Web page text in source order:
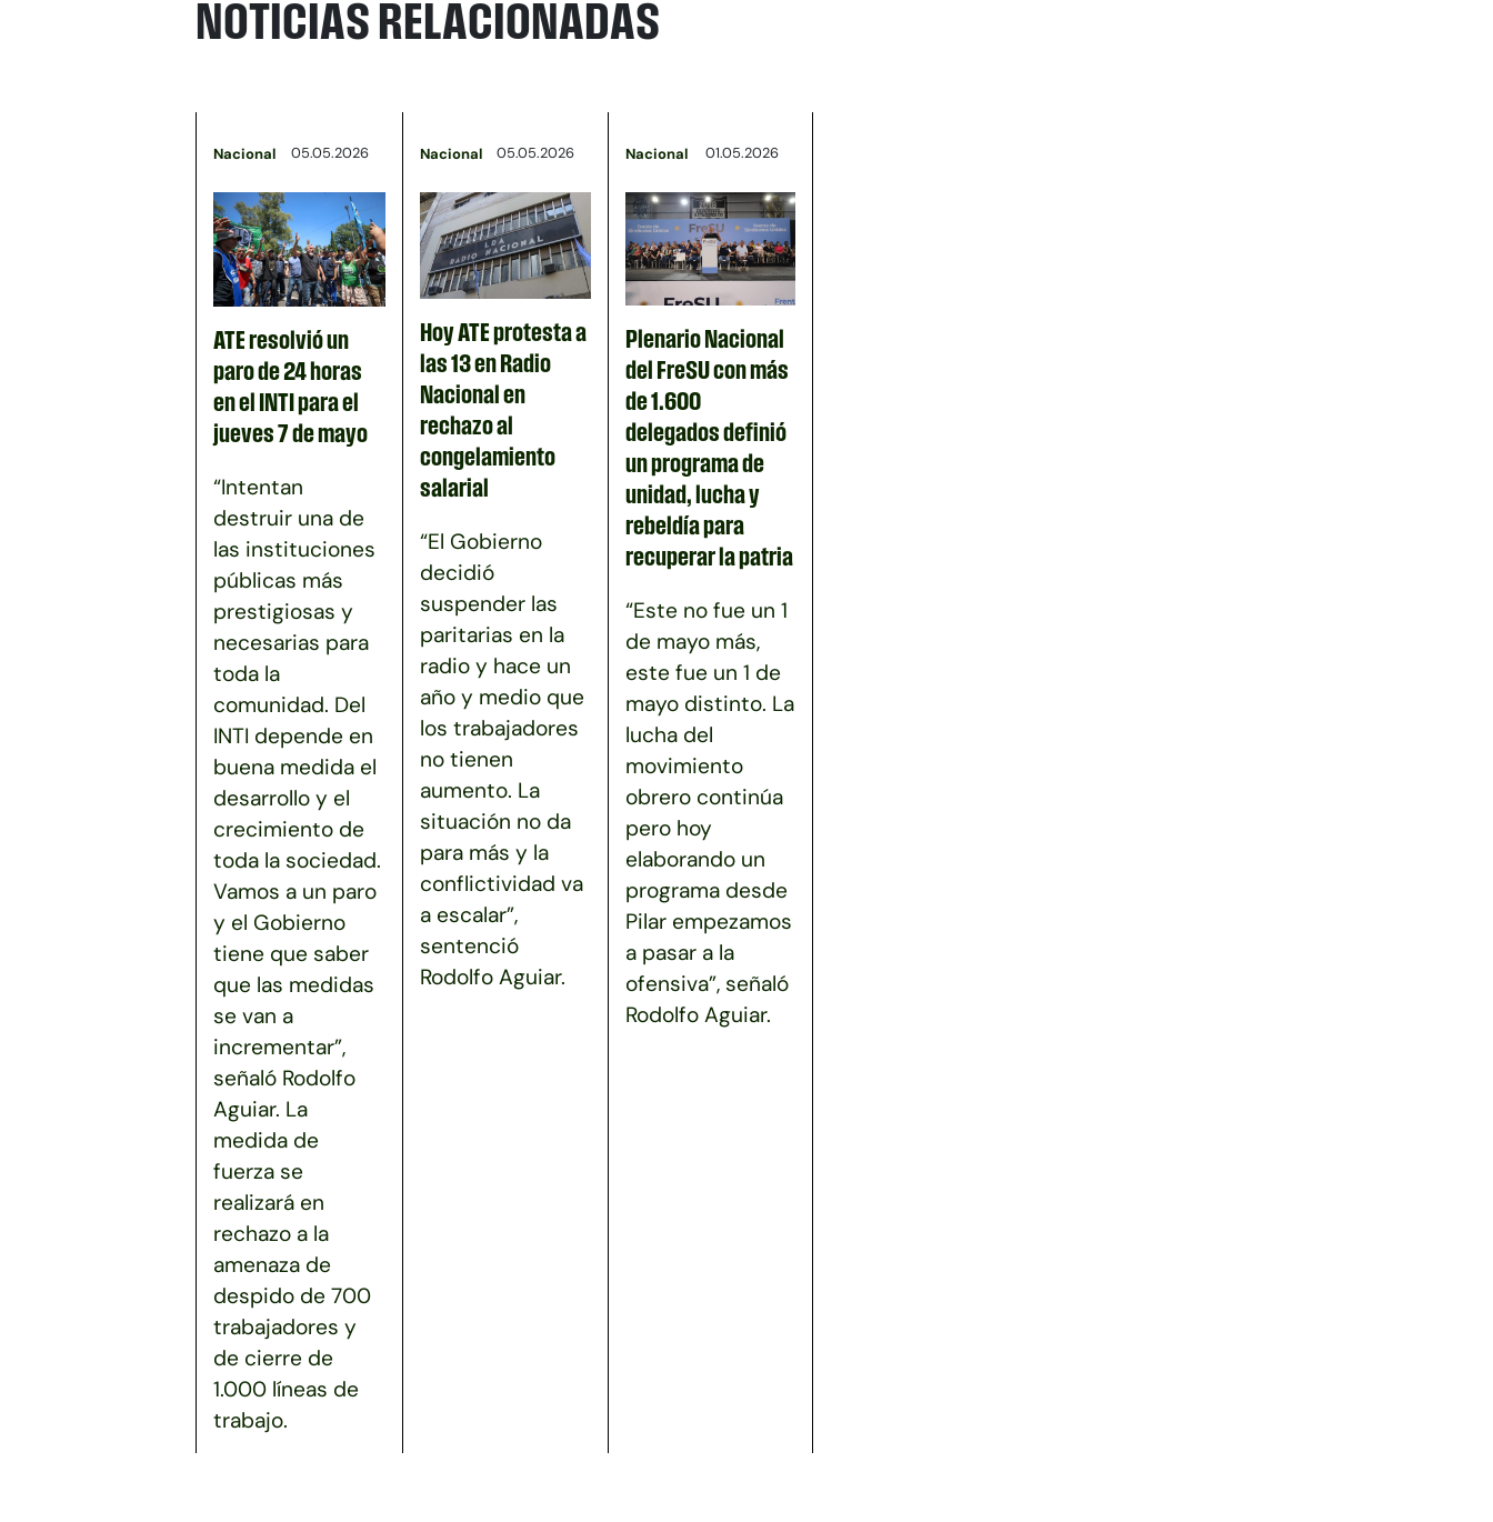
NOTICIAS RELACIONADAS
Nacional 05.05.2026
ATE resolvió un
paro de 24 horas
en el INTI para el
jueves 7 de mayo
“Intentan
destruir una de
las instituciones
públicas más
prestigiosas y
necesarias para
toda la
comunidad. Del
INTI depende en
buena medida el
desarrollo y el
crecimiento de
toda la sociedad.
Vamos a un paro
y el Gobierno
tiene que saber
que las medidas
se van a
incrementar”,
señaló Rodolfo
Aguiar. La
medida de
fuerza se
realizará en
rechazo a la
amenaza de
despido de 700
trabajadores y
de cierre de
1.000 líneas de
trabajo.
Nacional 05.05.2026
Hoy ATE protesta a
las 13 en Radio
Nacional en
rechazo al
congelamiento
salarial
“El Gobierno
decidió
suspender las
paritarias en la
radio y hace un
año y medio que
los trabajadores
no tienen
aumento. La
situación no da
para más y la
conflictividad va
a escalar”,
sentenció
Rodolfo Aguiar.
Nacional 01.05.2026
Plenario Nacional
del FreSU con más
de 1.600
delegados definió
un programa de
unidad, lucha y
rebeldía para
recuperar la patria
“Este no fue un 1
de mayo más,
este fue un 1 de
mayo distinto. La
lucha del
movimiento
obrero continúa
pero hoy
elaborando un
programa desde
Pilar empezamos
a pasar a la
ofensiva”, señaló
Rodolfo Aguiar.